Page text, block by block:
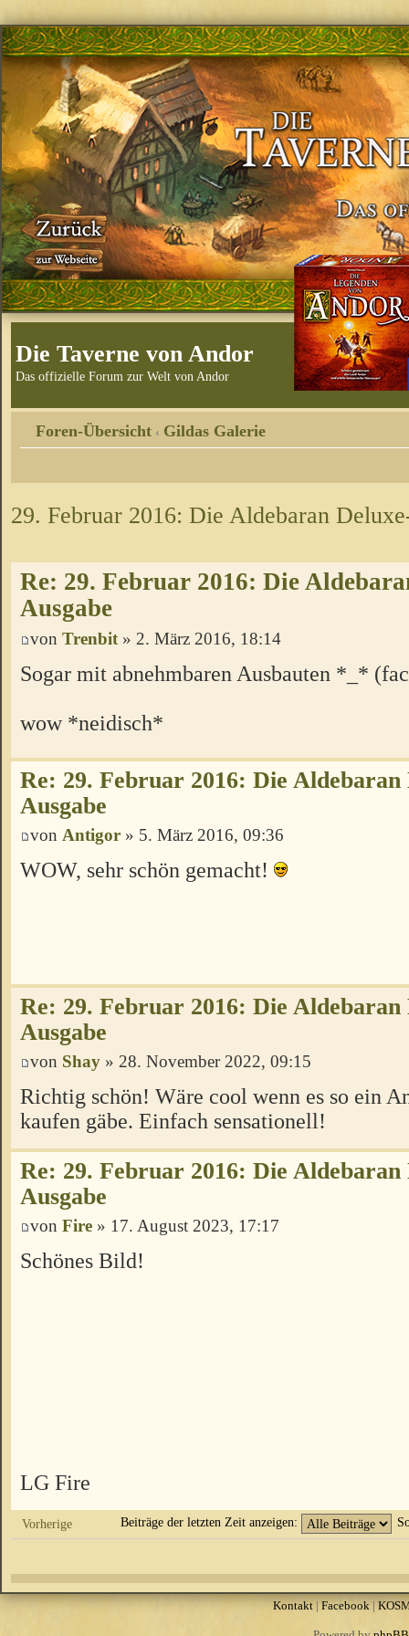
Die Taverne von Andor
Das offizielle Forum zur Welt von Andor
Foren-Übersicht ‹ Gildas Galerie
29. Februar 2016: Die Aldebaran
Re: 29. Februar 2016: Die
Ausgabe
von Trenbit » 2. März 2016, 18:14
Sogar mit abnehmbaren Ausbauten *_*
wow *neidisch*
Re: 29. Februar 2016: Die Aldebaran
Ausgabe
von Antigor » 5. März 2016, 09:36
WOW, sehr schön gemacht!
Re: 29. Februar 2016: Die Aldebaran
Ausgabe
von Shay » 28. November 2022, 09:15
Richtig schön! Wäre cool wenn es so ein
kaufen gäbe. Einfach sensationell!
Re: 29. Februar 2016: Die Aldebaran
Ausgabe
von Fire » 17. August 2023, 17:17
Schönes Bild!
LG Fire
Vorherige Beiträge der letzten Zeit anzeigen:
Kontakt|Facebook|